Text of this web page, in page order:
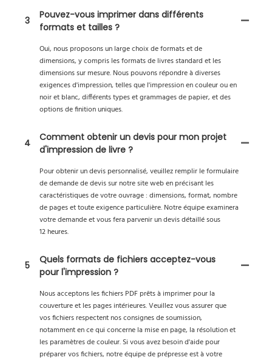
3
Pouvez-vous imprimer dans différents
formats et tailles ?
Oui, nous proposons un large choix de formats et de
dimensions, y compris les formats de livres standard et les
dimensions sur mesure. Nous pouvons répondre à diverses
exigences d'impression, telles que l'impression en couleur ou en
noir et blanc, différents types et grammages de papier, et des
options de finition uniques.
4
Comment obtenir un devis pour mon projet
d'impression de livre ?
Pour obtenir un devis personnalisé, veuillez remplir le formulaire
de demande de devis sur notre site web en précisant les
caractéristiques de votre ouvrage : dimensions, format, nombre
de pages et toute exigence particulière. Notre équipe examinera
votre demande et vous fera parvenir un devis détaillé sous
12 heures.
5
Quels formats de fichiers acceptez-vous
pour l'impression ?
Nous acceptons les fichiers PDF prêts à imprimer pour la
couverture et les pages intérieures. Veuillez vous assurer que
vos fichiers respectent nos consignes de soumission,
notamment en ce qui concerne la mise en page, la résolution et
les paramètres de couleur. Si vous avez besoin d'aide pour
préparer vos fichiers, notre équipe de prépresse est à votre